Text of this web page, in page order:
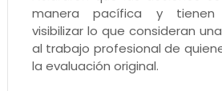
manera pacífica y tienen
visibilizar lo que consideran
al trabajo profesional de
la evaluación original.